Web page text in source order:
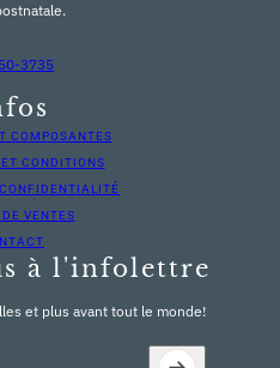
3735
COMPOSANTES
CONDITIONS
VENTES
à l'infolettre
et plus avant tout le monde!